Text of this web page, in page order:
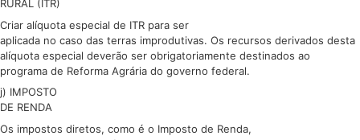
RURAL (ITR)
Criar alíquota especial de ITR para ser
aplicada no caso das terras improdutivas. Os recursos derivados desta
alíquota especial deverão ser obrigatoriamente destinados ao
programa de Reforma Agrária do governo federal.
j) IMPOSTO
DE RENDA
Os impostos diretos, como é o Imposto de Renda,